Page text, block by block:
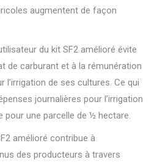
augmentent de façon
du kit SF2 amélioré évite
de carburant et à la rémunération
l’irrigation de ses cultures. Ce qui
journalières pour l’irrigation
pour une parcelle de ½ hectare.
amélioré contribue à
des producteurs à travers